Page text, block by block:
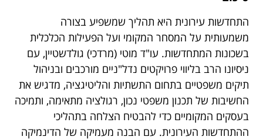
התחדשות עירונית היא תהליך שמשפיע בצורה
משמעותית על המסחר המקומי ועל הפעילות הכלכלית
בשכונות המתחדשות. עו"ד מוטי (מרדכי) גולדשטיין, עם
ניסיונו הרב בליווי פרויקטים נדל"ניים מורכבים ובניהול
תיקים משפטיים בתחום התשתיות והליטיגציה, מדגיש את
החשיבות של תכנון משפטי נכון, רגולציה מתאימה, ותמיכה
בעסקים המקומיים כדי להבטיח הצלחה בתהליכי
ההתחדשות העירונית. עם הבנה מעמיקה של הדינמיקה